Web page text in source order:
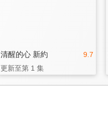
9.7
清醒的心 新約
更新至第 1 集